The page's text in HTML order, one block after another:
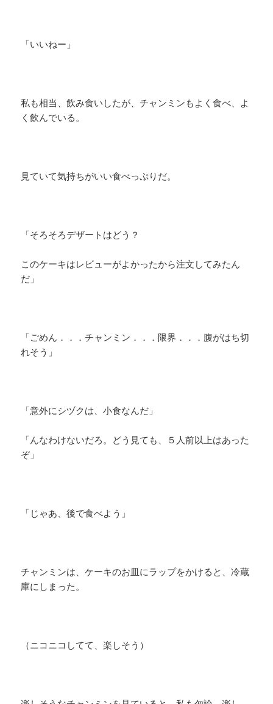
「いいねー」
私も相当、飲み食いしたが、チャンミンもよく食べ、よ
く飲んでいる。
見ていて気持ちがいい食べっぷりだ。
「そろそろデザートはどう？
このケーキはレビューがよかったから注文してみたん
だ」
「ごめん．．．チャンミン．．．限界．．．腹がはち切
れそう」
「意外にシヅクは、小食なんだ」
「んなわけないだろ。どう見ても、５人前以上はあった
ぞ」
「じゃあ、後で食べよう」
チャンミンは、ケーキのお皿にラップをかけると、冷蔵
庫にしまった。
（ニコニコしてて、楽しそう）